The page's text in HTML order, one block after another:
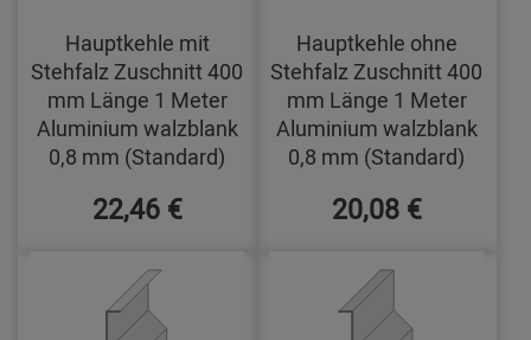
Hauptkehle mit
Stehfalz Zuschnitt 400
mm Länge 1 Meter
Aluminium walzblank
0,8 mm (Standard)
22,46 €
Hauptkehle ohne
Stehfalz Zuschnitt 400
mm Länge 1 Meter
Aluminium walzblank
0,8 mm (Standard)
20,08 €